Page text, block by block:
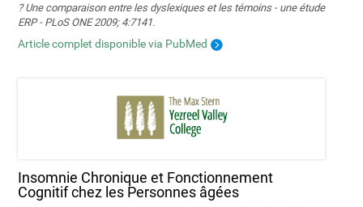
? Une comparaison entre les dyslexiques et les témoins - une étude
ERP - PLoS ONE 2009; 4:7141.
Article complet disponible via PubMed
Insomnie Chronique et Fonctionnement
Cognitif chez les Personnes âgées